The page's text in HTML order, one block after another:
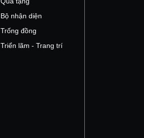
Bộ nhận diện
Trống đồng
Triển lãm - Trang trí